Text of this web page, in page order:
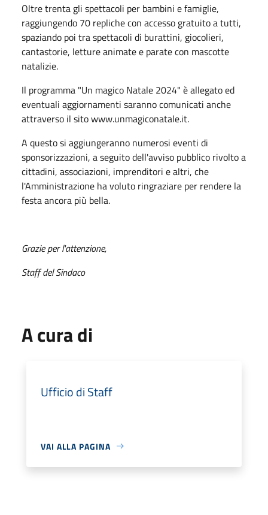
Oltre trenta gli spettacoli per bambini e famiglie,
raggiungendo 70 repliche con accesso gratuito a tutti,
spaziando poi tra spettacoli di burattini, giocolieri,
cantastorie, letture animate e parate con mascotte
natalizie.
Il programma "Un magico Natale 2024" è allegato ed
eventuali aggiornamenti saranno comunicati anche
attraverso il sito www.unmagiconatale.it.
A questo si aggiungeranno numerosi eventi di
sponsorizzazioni, a seguito dell'avviso pubblico rivolto a
cittadini, associazioni, imprenditori e altri, che
l'Amministrazione ha voluto ringraziare per rendere la
festa ancora più bella.
Grazie per l'attenzione,
Staff del Sindaco
A cura di
Ufficio di Staff
VAI ALLA PAGINA